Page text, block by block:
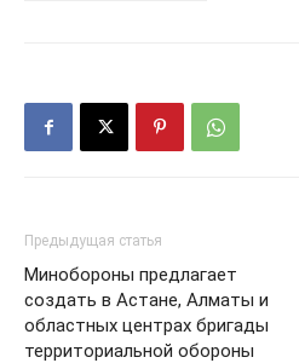
Предыдущая статья
Минобороны предлагает
создать в Астане, Алматы и
областных центрах бригады
территориальной обороны